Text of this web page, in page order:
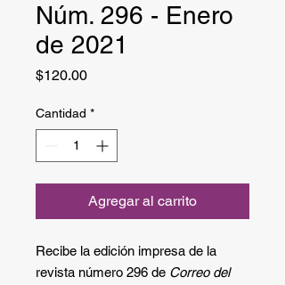
Núm. 296 - Enero
de 2021
$120.00Precio
Cantidad *
Agregar al carrito
Recibe la edición impresa de la
revista número 296 de Correo del